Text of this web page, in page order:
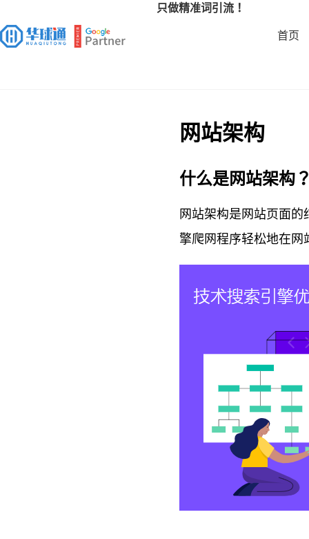
只做精准词引流！
首页
网站架构
什么是网站架构
网站架构是网站页面
擎爬网程序轻松地在网